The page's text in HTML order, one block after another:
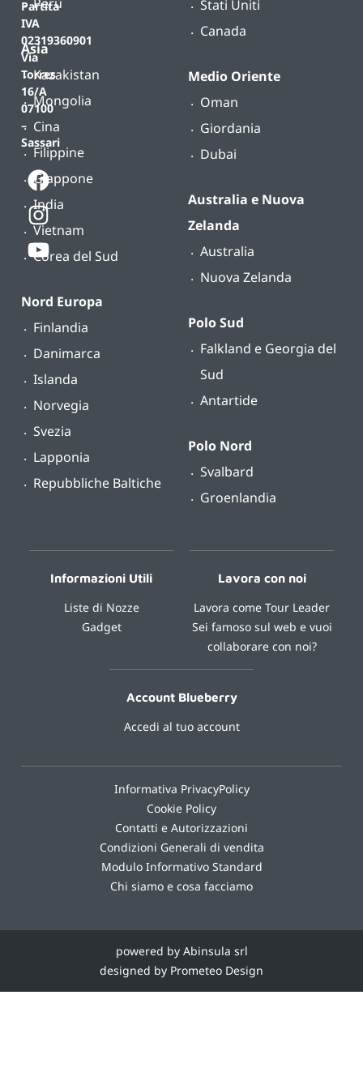
Partita
IVA
02319360901
Via
Torres
16/A
07100
–
Sassari
Asia
Kazakistan
Mongolia
Cina
Filippine
Giappone
India
Vietnam
Corea del Sud
Nord Europa
Finlandia
Danimarca
Islanda
Norvegia
Svezia
Lapponia
Repubbliche Baltiche
Stati Uniti
Canada
Medio Oriente
Oman
Giordania
Dubai
Australia e Nuova
Zelanda
Australia
Nuova Zelanda
Polo Sud
Falkland e Georgia del
Sud
Antartide
Polo Nord
Svalbard
Groenlandia
Informazioni Utili
Liste di Nozze
Gadget
Lavora con noi
Lavora come Tour Leader
Sei famoso sul web e vuoi
collaborare con noi?
Account Blueberry
Accedi al tuo account
Informativa PrivacyPolicy
Cookie Policy
Contatti e Autorizzazioni
Condizioni Generali di vendita
Modulo Informativo Standard
Chi siamo e cosa facciamo
powered by Abinsula srl
designed by Prometeo Design